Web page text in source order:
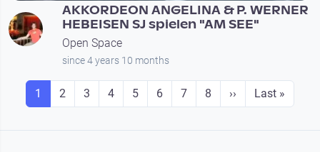
AKKORDEON ANGELINA & P. WERNER
HEBEISEN SJ spielen "AM SEE"
Open Space
since 4 years 10 months
Seitennummerierung
Seite
1 Seite
2 Seite
3 Seite
4 Seite
5 Seite
6 Seite
7 Seite
8 Next page
›› Last page
Last »